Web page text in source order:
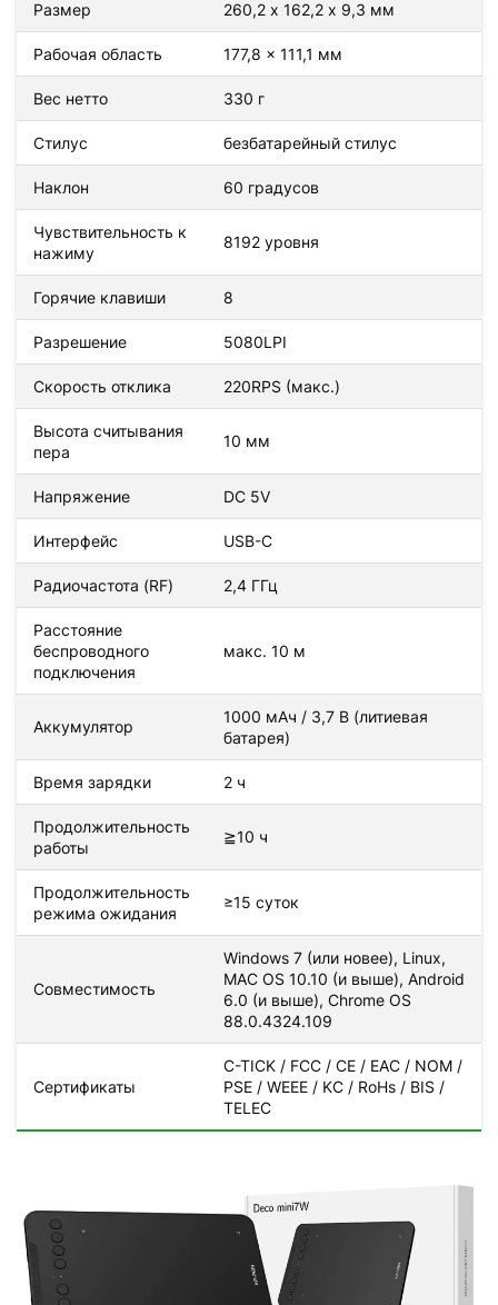
Размер 260,2 х 162,2 х 9,3 мм
Рабочая область 177,8 x 111,1 мм
Вес нетто 330 г
Стилус безбатарейный стилус
Наклон 60 градусов
Чувствительность к
нажиму
8192 уровня
Горячие клавиши 8
Разрешение 5080LPI
Скорость отклика 220RPS (макс.)
Высота считывания
пера
10 мм
Напряжение DC 5V
Интерфейс USB-C
Радиочастота (RF) 2,4 ГГц
Расстояние
беспроводного
подключения
макс. 10 м
Аккумулятор
1000 мАч / 3,7 В (литиевая
батарея)
Время зарядки 2 ч
Продолжительность
работы
≧10 ч
Продолжительность
режима ожидания
≥15 суток
Совместимость
Windows 7 (или новее), Linux,
MAC OS 10.10 (и выше), Android
6.0 (и выше), Chrome OS
88.0.4324.109
Сертификаты
C-TICK / FCC / CE / EAC / NOM /
PSE / WEEE / KC / RoHs / BIS /
TELEC